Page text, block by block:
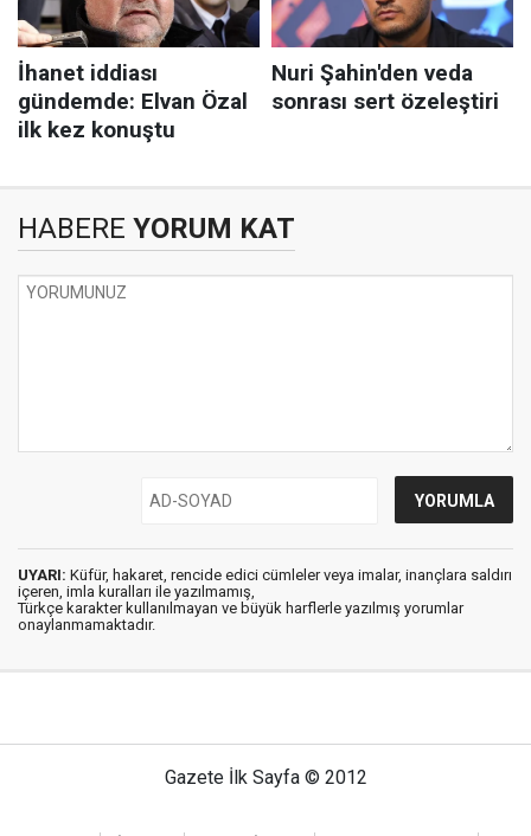
HABERE YORUM KAT
UYARI: Küfür, hakaret, rencide edici cümleler veya imalar, inançlara saldırı
içeren, imla kuralları ile yazılmamış,
Türkçe karakter kullanılmayan ve büyük harflerle yazılmış yorumlar
onaylanmamaktadır.
Gazete İlk Sayfa © 2012